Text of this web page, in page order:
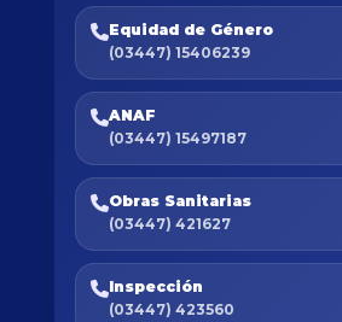
Equidad de Género
(03447) 15406239
ANAF
(03447) 15497187
Obras Sanitarias
(03447) 421627
Inspección
(03447) 423560